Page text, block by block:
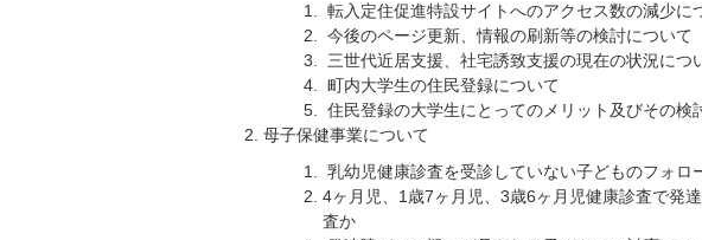
転入定住促進特設サイトへのアクセス数の減少に
今後のページ更新、情報の刷新等の検討について
三世代近居支援、社宅誘致支援の現在の状況につ
町内大学生の住民登録について
住民登録の大学生にとってのメリット及びその検
母子保健事業について
乳幼児健康診査を受診していない子どものフォロ
4ヶ月児、1歳7ヶ月児、3歳6ヶ月児健康診査で発
査か